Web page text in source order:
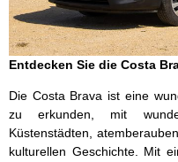
Entdecken Sie die Costa
Die Costa Brava ist eine
zu erkunden, mit
Küstenstädten,
kulturellen Geschichte. Mit